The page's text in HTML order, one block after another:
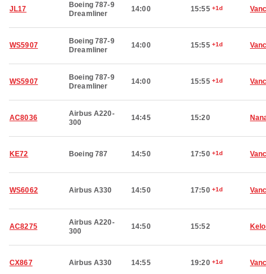
JL17
Boeing 787-9
Dreamliner
14:00 15:55 +1d
WS5907
Boeing 787-9
Dreamliner
14:00 15:55 +1d
WS5907
Boeing 787-9
Dreamliner
14:00 15:55 +1d
AC8036
Airbus A220-
300
14:45 15:20
KE72 Boeing 787 14:50 17:50 +1d
WS6062 Airbus A330 14:50 17:50 +1d
AC8275
Airbus A220-
300
14:50 15:52
CX867 Airbus A330 14:55 19:20 +1d